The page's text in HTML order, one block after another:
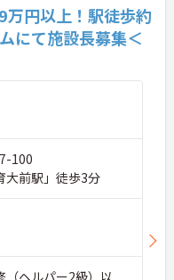
万円以上！駅徒歩約
にて施設長募集＜
100
大前駅」徒歩3分